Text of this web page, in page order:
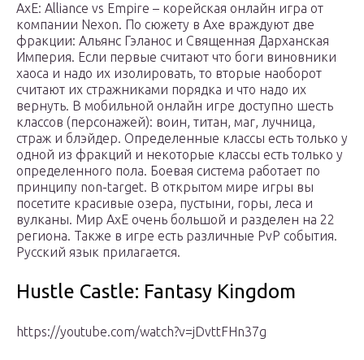
AxE: Alliance vs Empire – корейская онлайн игра от
компании Nexon. По сюжету в Axe враждуют две
фракции: Альянс Гэланос и Священная Дарханская
Империя. Если первые считают что боги виновники
хаоса и надо их изолировать, то вторые наоборот
считают их стражниками порядка и что надо их
вернуть. В мобильной онлайн игре доступно шесть
классов (персонажей): воин, титан, маг, лучница,
страж и блэйдер. Определенные классы есть только у
одной из фракций и некоторые классы есть только у
определенного пола. Боевая система работает по
принципу non-target. В открытом мире игры вы
посетите красивые озера, пустыни, горы, леса и
вулканы. Мир AxE очень большой и разделен на 22
региона. Также в игре есть различные PvP события.
Русский язык прилагается.
Hustle Castle: Fantasy Kingdom
https://youtube.com/watch?v=jDvttFHn37g